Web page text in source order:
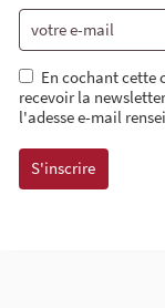
En cochant cette
recevoir la
l'adesse e-mail